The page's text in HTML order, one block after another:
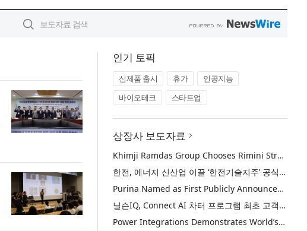
인기 토픽
신제품 출시 휴가
인공지능
바이오테크
스타트업
상장사 보도자료
Khimji Ramdas Group Chooses Rimini Street to Reduce SAP Support Costs, Protect 700+ Customizations and Reinvest Savings in Innovation
한전, 에너지 신산업 이끌 ‘한전기술지주’ 공식 출범
Purina Named as First Publicly Announced NIQ ConnectAI Charter Client
닐슨IQ, Connect AI 차터 프로그램 최초 고객사 ‘퓨리나’ 선정
Power Integrations Demonstrates World’s First 2200 V GaN Technology for Next-Era High-Voltage Power Systems